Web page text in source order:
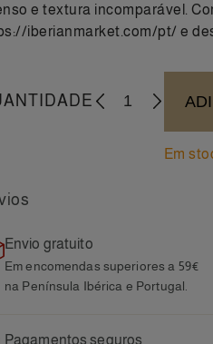
e textura incomparável.
iberianmarket.com/pt/ e
- +
Em
Envio gratuito
Em encomendas superiores a 59€
na Península Ibérica e Portugal.
Pagamentos seguros